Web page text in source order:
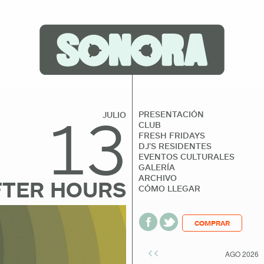
PRESENTACIÓN
CLUB
FRESH FRIDAYS
DJ’S RESIDENTES
EVENTOS CULTURALES
GALERÍA
ARCHIVO
CÓMO LLEGAR
JULIO
13
HOURS
COMPRAR
<< AGO 2026